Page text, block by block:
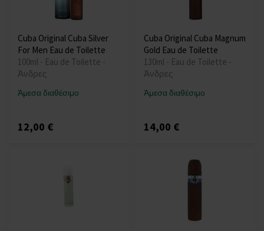
Cuba Original Cuba Silver
For Men Eau de Toilette
100ml - Eau de Toilette -
Άνδρες
Άμεσα διαθέσιμο
12,00 €
Cuba Original Cuba Magnum
Gold Eau de Toilette
130ml - Eau de Toilette -
Άνδρες
Άμεσα διαθέσιμο
14,00 €